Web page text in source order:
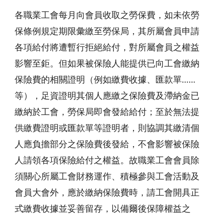
各職業工會每月向會員收取之勞保費，如未依勞
保條例規定期限彙繳至勞保局，其所屬會員申請
各項給付將遭暫行拒絕給付，對所屬會員之權益
影響至鉅。但如果被保險人能提供已向工會繳納
保險費的相關證明（例如繳費收據、匯款單……
等），足資證明其個人應繳之保險費及滯納金已
繳納於工會，勞保局即會發給給付；至於無法提
供繳費證明或匯款單等證明者，則協調其繳清個
人應負擔部分之保險費後發給，不會影響被保險
人請領各項保險給付之權益。故職業工會會員除
須關心所屬工會財務運作、積極參與工會活動及
會員大會外，應於繳納保險費時，請工會開具正
式繳費收據並妥善留存，以備爾後保障權益之